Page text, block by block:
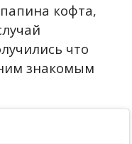
кофта,
что
знакомым